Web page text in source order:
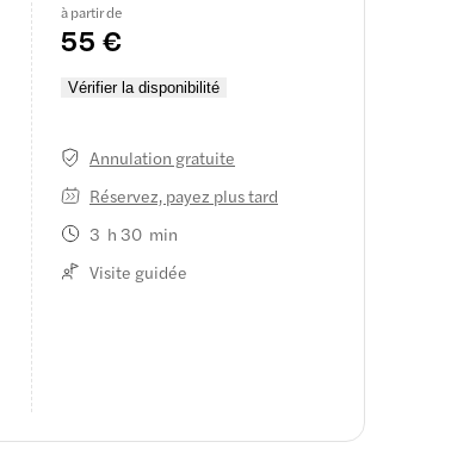
à partir de
55 €
Vérifier la disponibilité
Annulation gratuite
Réservez, payez plus tard
3 h 30 min
Visite guidée